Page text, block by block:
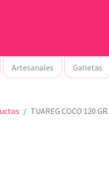
Artesanales Galletas
TUAREG COCO 120 GR.